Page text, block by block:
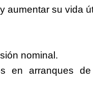
aumentar su vida
nominal.
en arranques